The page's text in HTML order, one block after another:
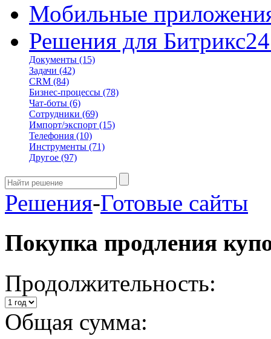
Мобильные
Решения для Битрикс24
Документы (15)
Задачи (42)
CRM (84)
Бизнес-процессы (78)
Чат-боты (6)
Сотрудники (69)
Импорт/экспорт (15)
Телефония (10)
Инструменты (71)
Другое (97)
Решения-Готовые сайты
Покупка продления
Продолжительность:
Общая сумма: